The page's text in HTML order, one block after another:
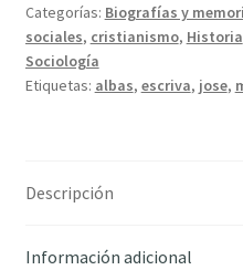
cantidad
Categorías: Biografías y
sociales, cristianismo, Historia
Sociología
Etiquetas: albas, escriva, jose,
Descripción
Información adicional